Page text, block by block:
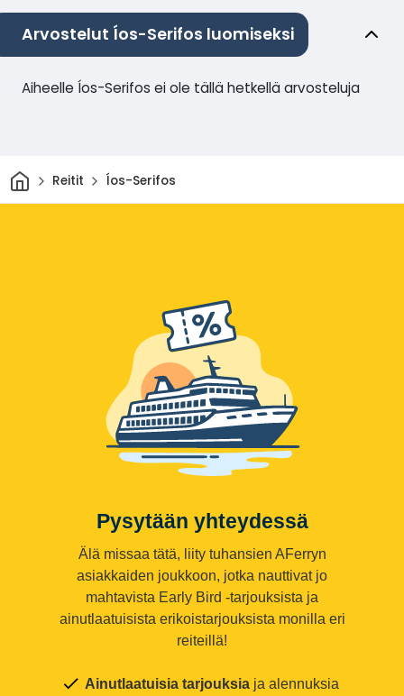
Arvostelut Íos-Serifos luomiseksi
Aiheelle Íos-Serifos ei ole tällä hetkellä arvosteluja
KotiinReitit Íos-Serifos
Pysytään yhteydessä
Älä missaa tätä, liity tuhansien AFerryn
asiakkaiden joukkoon, jotka nauttivat jo
mahtavista Early Bird -tarjouksista ja
ainutlaatuisista erikoistarjouksista monilla eri
reiteillä!
Ainutlaatuisia tarjouksia ja alennuksia